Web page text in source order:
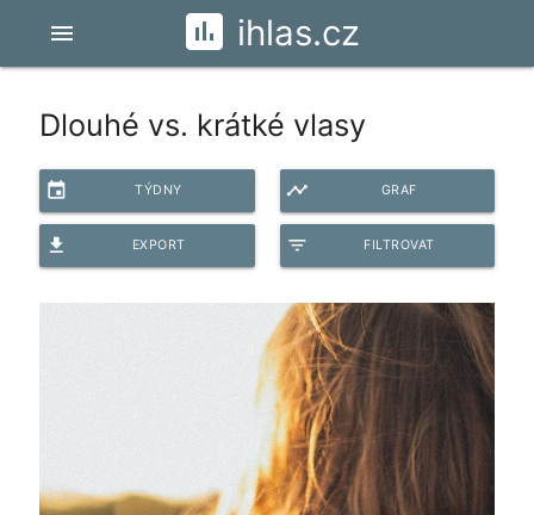
ihlas.cz
menu
Dlouhé vs. krátké vlasy
event TÝDNY timeline GRAF
file_download EXPORT filter_list FILTROVAT